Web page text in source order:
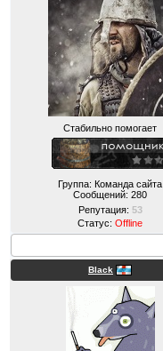
Стабильно помогает
Группа: Команда сайта
Сообщений: 280
Репутация: 53
Статус: Offline
Black